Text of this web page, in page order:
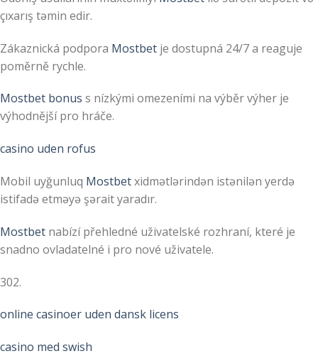
çıxarış təmin edir.
Zákaznická podpora Mostbet je dostupná 24/7 a reaguje
poměrně rychle.
Mostbet bonus s nízkými omezeními na výběr výher je
výhodnější pro hráče.
casino uden rofus
Mobil uyğunluq Mostbetxidmətlərindən istənilən yerdə
istifadə etməyə şərait yaradır.
Mostbet nabízí přehledné uživatelské rozhraní, které je
snadno ovladatelné i pro nové uživatele.
302.
online casinoer uden dansk licens
casino med swish